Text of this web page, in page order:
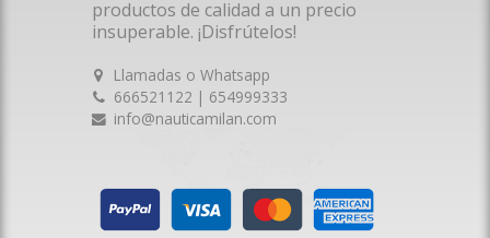
productos de calidad a un precio
insuperable. ¡Disfrútelos!
Llamadas o Whatsapp
666521122 | 654999333
info@nauticamilan.com